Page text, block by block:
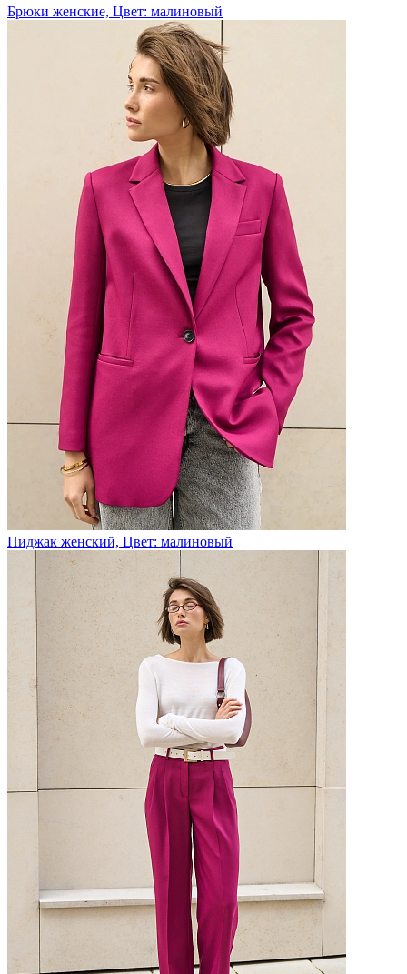
Брюки женские, Цвет: малиновый
Пиджак женский, Цвет: малиновый